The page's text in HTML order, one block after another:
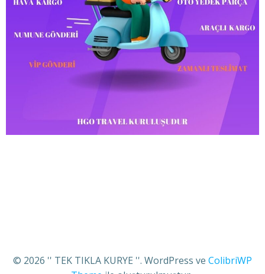
© 2026 '' TEK TIKLA KURYE ''. WordPress ve ColibriWP